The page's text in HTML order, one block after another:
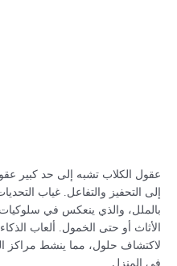
عقول الكلاب تشبه إلى حد كبير
إلى التحفيز والتفاعل. غياب
بالملل، والذي ينعكس في
الأثاث أو حتى الخمول. ألعاب
لاكتشاف حلول، مما ينشط مراكز
في المنزل.